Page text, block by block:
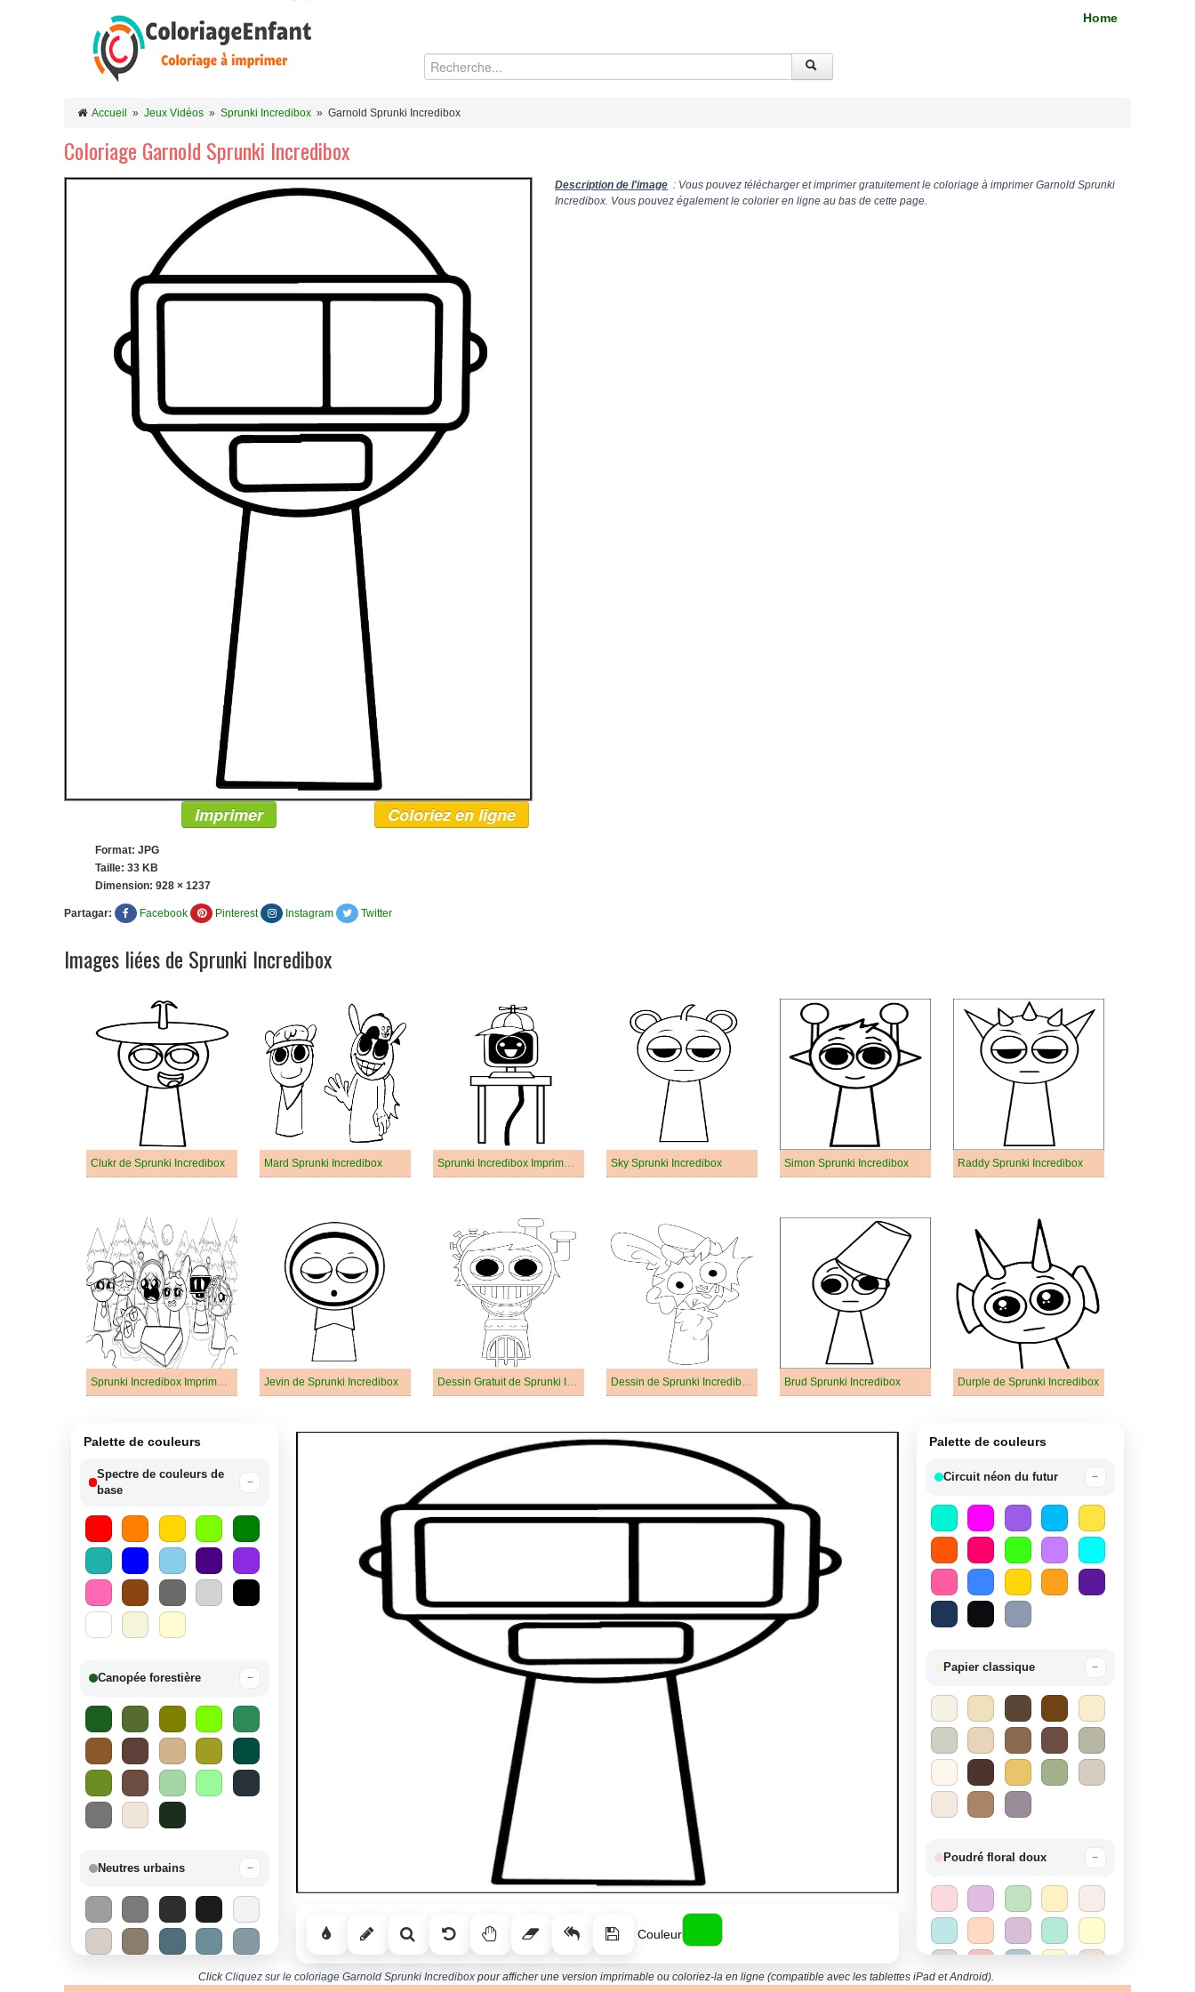
Home
Accueil » Jeux Vidéos » Sprunki Incredibox » Garnold Sprunki Incredibox
Coloriage Garnold Sprunki Incredibox
Description de l'image : Vous pouvez télécharger et imprimer gratuitement le coloriage à imprimer Garnold Sprunki
Incredibox. Vous pouvez également le colorier en ligne au bas de cette page.
Imprimer Coloriez en ligne
Format: JPG
Taille: 33 KB
Dimension: 928 × 1237
Partagar: Facebook Pinterest Instagram Twitter
Images liées de Sprunki Incredibox
Clukr de Sprunki Incredibox Mard Sprunki Incredibox Sprunki Incredibox Imprimable Pour Enfants Sky Sprunki Incredibox Simon Sprunki Incredibox Raddy Sprunki Incredibox
Sprunki Incredibox Imprimable Pour les Enfants Jevin de Sprunki Incredibox Dessin Gratuit de Sprunki Incredibox Dessin de Sprunki Incredibox Gratuit Brud Sprunki Incredibox Durple de Sprunki Incredibox
Palette de couleurs
Spectre de couleurs de
base
−
Canopée forestière −
Neutres urbains −
Couleur
Palette de couleurs
Circuit néon du futur −
Papier classique −
Poudré floral doux −
ClickCliquez sur le coloriage Garnold Sprunki Incredibox pour afficher une version imprimable ou coloriez-la en ligne (compatible avec les tablettes iPad et Android).